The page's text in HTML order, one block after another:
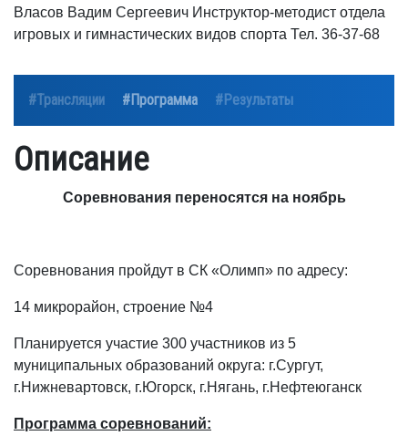
Власов Вадим Сергеевич Инструктор-методист отдела
игровых и гимнастических видов спорта Тел. 36-37-68
#Трансляции #Программа #Результаты
Описание
Соревнования переносятся на ноябрь
Соревнования пройдут в СК «Олимп» по адресу:
14 микрорайон, строение №4
Планируется участие 300 участников из 5
муниципальных образований округа: г.Сургут,
г.Нижневартовск, г.Югорск, г.Нягань, г.Нефтеюганск
Программа соревнований: